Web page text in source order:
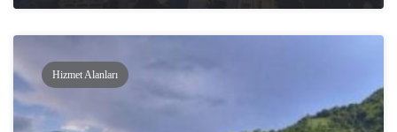
Hizmet Alanları